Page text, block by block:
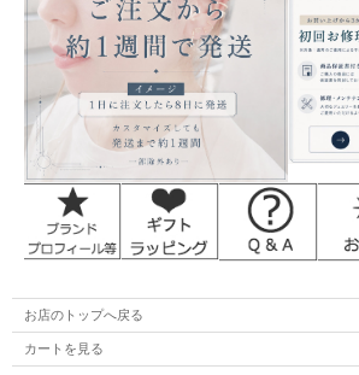
お店のトップへ戻る
カートを見る